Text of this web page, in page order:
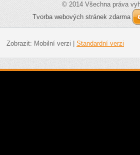
© 2014 Všechna práva
Tvorba webových stránek zdarma
Zobrazit: Mobilní verzi | Standardní verzi